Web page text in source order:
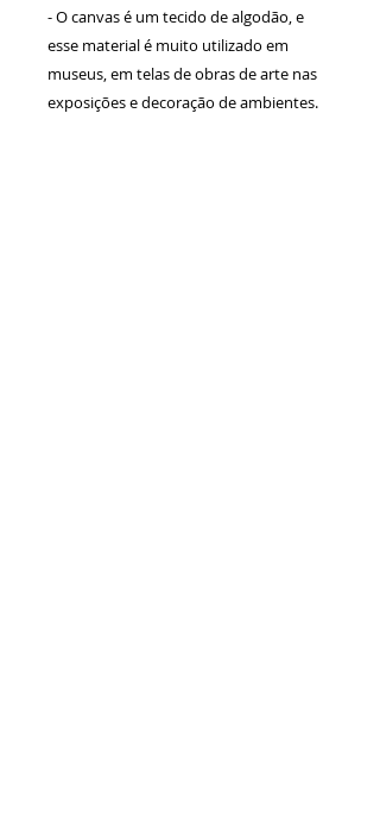
- O canvas é um tecido de algodão, e
esse material é muito utilizado em
museus, em telas de obras de arte nas
exposições e decoração de ambientes.